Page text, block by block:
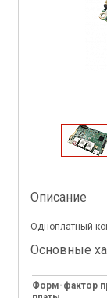
Описание
Одноплатный
Основные
Форм-фактор